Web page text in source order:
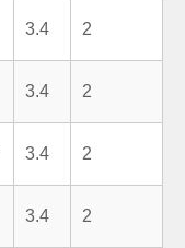
3.4 2
3.4 2
3.4 2
3.4 2